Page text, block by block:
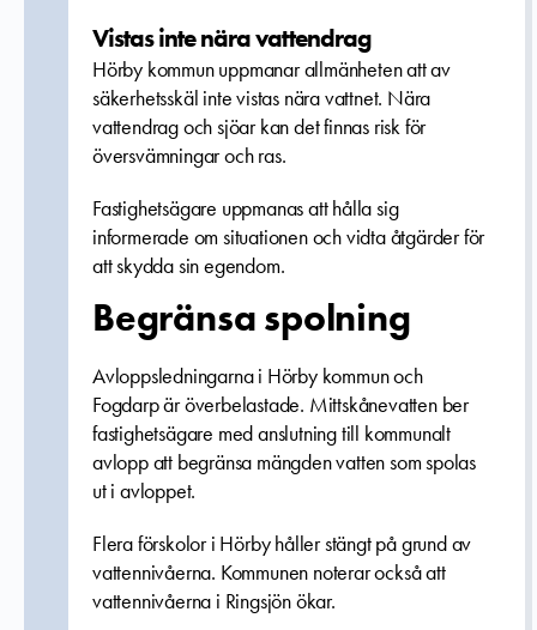
Vistas inte nära vattendrag
Hörby kommun uppmanar allmänheten att av
säkerhetsskäl inte vistas nära vattnet. Nära
vattendrag och sjöar kan det finnas risk för
översvämningar och ras.
Fastighetsägare uppmanas att hålla sig
informerade om situationen och vidta åtgärder för
att skydda sin egendom.
Begränsa spolning
Avloppsledningarna i Hörby kommun och
Fogdarp är överbelastade. Mittskånevatten ber
fastighetsägare med anslutning till kommunalt
avlopp att begränsa mängden vatten som spolas
ut i avloppet.
Flera förskolor i Hörby håller stängt på grund av
vattennivåerna. Kommunen noterar också att
vattennivåerna i Ringsjön ökar.